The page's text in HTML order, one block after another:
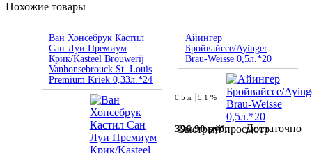
Похожие товары
Ван Хонсебрук Кастил
Сан Луи Премиум
Крик/Kasteel Brouwerij
Vanhonsebrouck St. Louis
Premium Kriek 0,33л.*24
Айингер
Бройвайссе/Ayinger
Brau-Weisse 0,5л.*20
Быстрый просмотр
0.5 л. 5.1 %
396.90 руб. Достаточно